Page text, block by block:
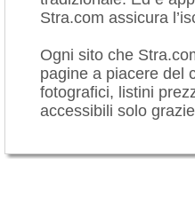
Stra.com assicura
Ogni sito che
pagine a piacere del
fotografici, listini
accessibili solo